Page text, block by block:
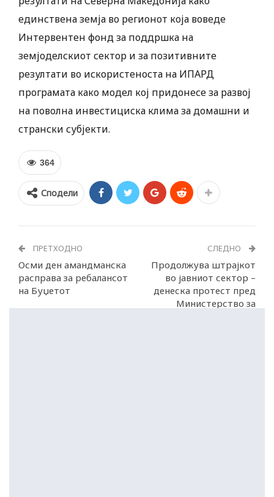
единствена земја во регионот која воведе
Интервентен фонд за поддршка на
земјоделскиот сектор и за позитивните
резултати во искористеноста на ИПАРД
програмата како модел кој придонесе за развој
на поволна инвестициска клима за домашни и
странски субјекти.
364
Сподели
ПРЕТХОДНО
Осми ден амандманска
расправа за ребалансот
на Буџетот
СЛЕДНО
Продолжува штрајкот
во јавниот сектор –
денеска протест пред
Министерство за